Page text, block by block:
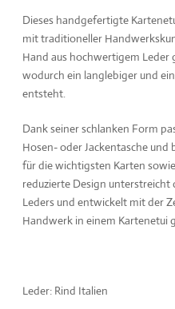
Dieses handgefertigte
mit traditioneller
Hand aus hochwertigem
wodurch ein langlebiger und
entsteht.
Dank seiner schlanken Form
Hosen- oder Jackentasche
für die wichtigsten Karten
reduzierte Design unterstreicht
Leders und entwickelt mit der
Handwerk in einem Kartenetui
Leder: Rind Italien